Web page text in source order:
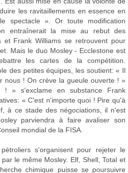
les ravitaillements en essence en
spectacle ». Or toute modification
entraînerait la mise au rebut des
et Frank Williams se retrouvent pour
Mais le duo Mosley - Ecclestone est
les cartes de la compétition.
des petites équipes, les soutient: « Il
nous ! On crève la gueule ouverte ! »
! » s'exclame en substance Frank
« C'est n'importe quoi ! Pire qu'à
à ce stade des négociations, il n'est
parviendra à faire avaliser son
mondial de la FISA.
s'organisent pour rejeter le
le même Mosley. Elf, Shell, Total et
chimique puisse se poursuivre